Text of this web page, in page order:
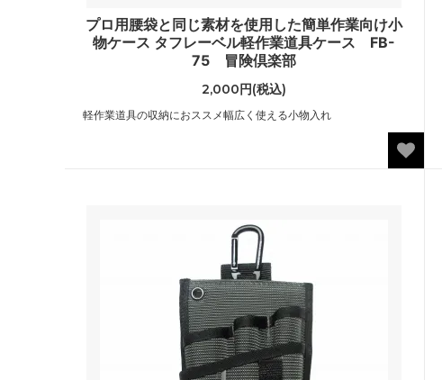
プロ用腰袋と同じ素材を使用した簡単作業向け小
物ケース タフレーベル軽作業道具ケース FB-
75 冒険倶楽部
2,000円(税込)
軽作業道具の収納におススメ幅広く使える小物入れ